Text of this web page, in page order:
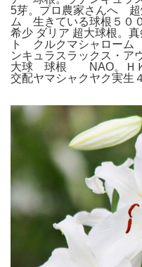
5芽。プロ農家さんへ
ム 生きている球根５０
希少 ダリア 超大球根。
ト クルクマシャローム
ンキュラスラックス・
大球 球根 NAO。ＨＫ
交配ヤマシャクヤク実生